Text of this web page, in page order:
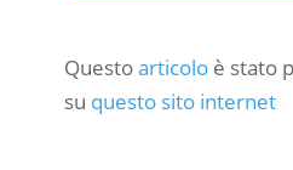
Questoarticoloè stato
su questo sito internet